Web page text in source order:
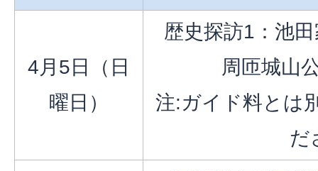
4月5日（日
曜日）
歴史探訪1：池
周匝城山
注:ガイド料とは
だ